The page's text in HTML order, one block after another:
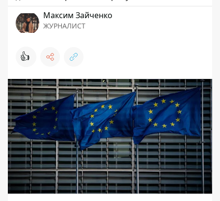
Максим Зайченко
ЖУРНАЛИСТ
👍